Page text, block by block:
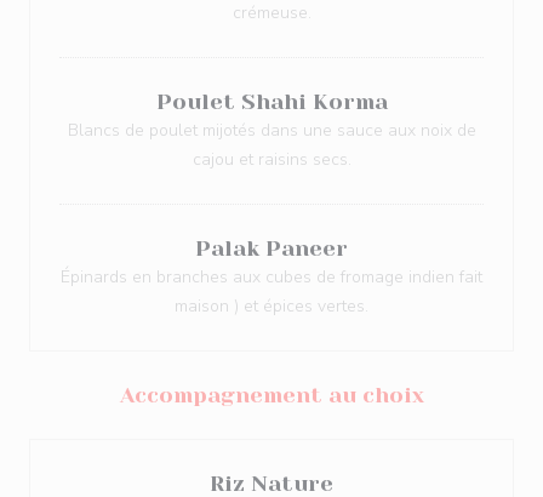
crémeuse.
Poulet Shahi Korma
Blancs de poulet mijotés dans une sauce aux noix de
cajou et raisins secs.
Palak Paneer
Épinards en branches aux cubes de fromage indien fait
maison ) et épices vertes.
Accompagnement au choix
Riz Nature